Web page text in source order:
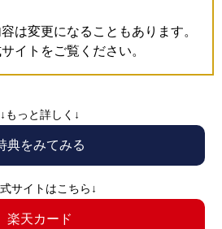
は変更になることもあります。
イトをご覧ください。
↓もっと詳しく↓
典をみてみる
サイトはこちら↓
楽天カード